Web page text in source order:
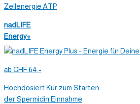
Zellenergie ATP
nadLIFE
Energy+
ab CHF 64.-
Hochdosiert Kur zum Starten
der Spermidin Einnahme